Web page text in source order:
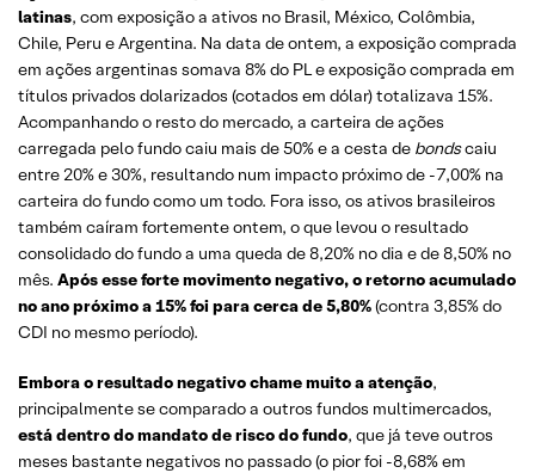
latinas, com exposição a ativos no Brasil, México, Colômbia,
Chile, Peru e Argentina. Na data de ontem, a exposição comprada
em ações argentinas somava 8% do PL e exposição comprada em
títulos privados dolarizados (cotados em dólar) totalizava 15%.
Acompanhando o resto do mercado, a carteira de ações
carregada pelo fundo caiu mais de 50% e a cesta de bondscaiu
entre 20% e 30%, resultando num impacto próximo de -7,00% na
carteira do fundo como um todo. Fora isso, os ativos brasileiros
também caíram fortemente ontem, o que levou o resultado
consolidado do fundo a uma queda de 8,20% no dia e de 8,50% no
mês. Após esse forte movimento negativo, o retorno acumulado
no ano próximo a 15% foi para cerca de 5,80%(contra 3,85% do
CDI no mesmo período).
Embora o resultado negativo chame muito a atenção,
principalmente se comparado a outros fundos multimercados,
está dentro do mandato de risco do fundo, que já teve outros
meses bastante negativos no passado (o pior foi -8,68% em